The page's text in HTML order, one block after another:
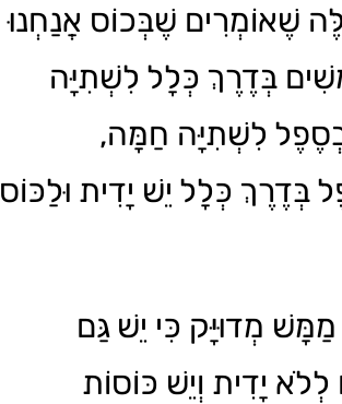
שֶׁאוֹמְרִים שֶׁבְּכוֹס אֲנַחְנוּ
בְּדֶרֶךְ כְּלָל לִשְׁתִיָּה
לִשְׁתִיָּה חַמָּה,
בְּדֶרֶךְ כְּלָל יֵשׁ יָדִית וּלַכּוֹס
מְדוּיָּק כִּי יֵשׁ גַּם
יָדִית וְיֵשׁ כּוֹסוֹת